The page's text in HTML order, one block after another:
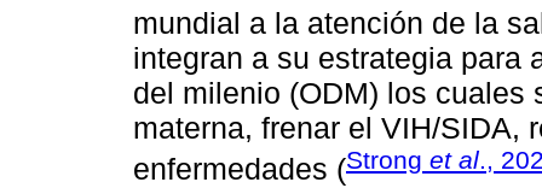
mundial a la atención de la
integran a su estrategia para
del milenio (ODM) los cuales
materna, frenar el VIH/SIDA,
enfermedades (Strong et al.,